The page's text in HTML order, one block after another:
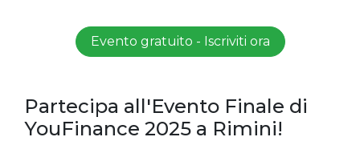
Evento gratuito - Iscriviti ora
Partecipa all'Evento Finale di
YouFinance 2025 a Rimini!